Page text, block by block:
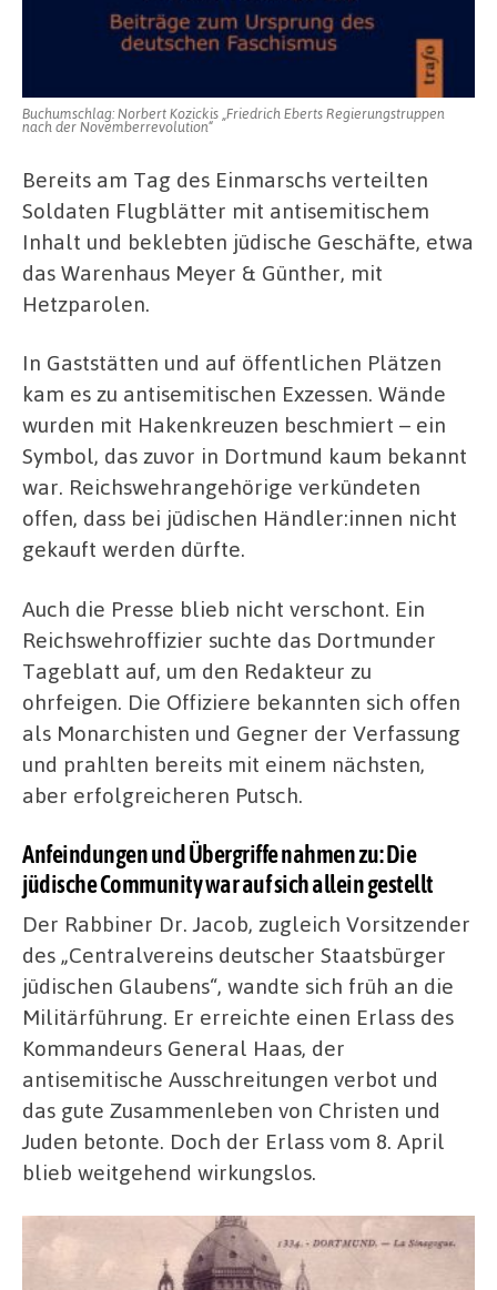
Buchumschlag: Norbert Kozickis „Friedrich Eberts Regierungstruppen
nach der Novemberrevolution“
Bereits am Tag des Einmarschs verteilten
Soldaten Flugblätter mit antisemitischem
Inhalt und beklebten jüdische Geschäfte, etwa
das Warenhaus Meyer & Günther, mit
Hetzparolen.
In Gaststätten und auf öffentlichen Plätzen
kam es zu antisemitischen Exzessen. Wände
wurden mit Hakenkreuzen beschmiert – ein
Symbol, das zuvor in Dortmund kaum bekannt
war. Reichswehrangehörige verkündeten
offen, dass bei jüdischen Händler:innen nicht
gekauft werden dürfte.
Auch die Presse blieb nicht verschont. Ein
Reichswehroffizier suchte das Dortmunder
Tageblatt auf, um den Redakteur zu
ohrfeigen. Die Offiziere bekannten sich offen
als Monarchisten und Gegner der Verfassung
und prahlten bereits mit einem nächsten,
aber erfolgreicheren Putsch.
Anfeindungen und Übergriffe nahmen zu: Die
jüdische Community war auf sich allein gestellt
Der Rabbiner Dr. Jacob, zugleich Vorsitzender
des „Centralvereins deutscher Staatsbürger
jüdischen Glaubens“, wandte sich früh an die
Militärführung. Er erreichte einen Erlass des
Kommandeurs General Haas, der
antisemitische Ausschreitungen verbot und
das gute Zusammenleben von Christen und
Juden betonte. Doch der Erlass vom 8. April
blieb weitgehend wirkungslos.